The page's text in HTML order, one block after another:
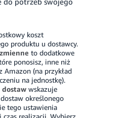
koszt
produktu u dostawcy.
to dodatkowe
ponosisz, inne niż
Amazon (na przykład
na jednostkę).
dostawwskazuje
określonego
tego ustawienia
realizacji. Wybierz